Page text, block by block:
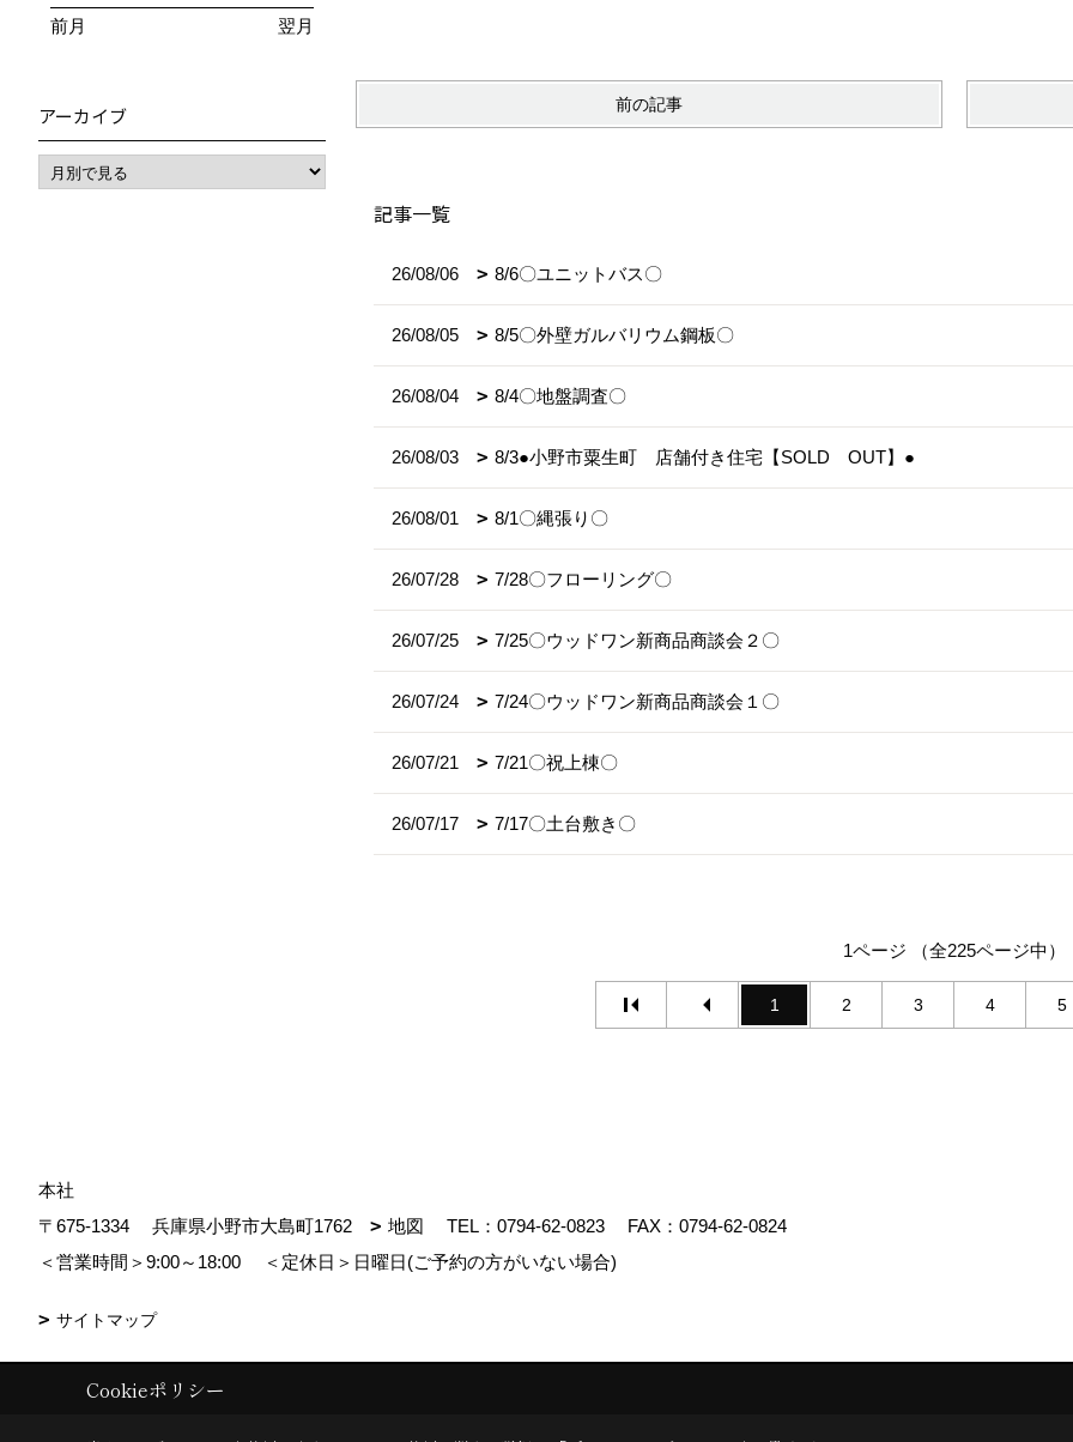
前の記事
記事一覧
26/08/06 8/6〇ユニットバス〇
26/08/05 8/5〇外壁ガルバリウム鋼板〇
26/08/04 8/4〇地盤調査〇
26/08/03 8/3●小野市粟生町 店舗付き住宅【SOLD OUT】●
26/08/01 8/1〇縄張り〇
26/07/28 7/28〇フローリング〇
26/07/25 7/25〇ウッドワン新商品商談会２〇
26/07/24 7/24〇ウッドワン新商品商談会１〇
26/07/21 7/21〇祝上棟〇
26/07/17 7/17〇土台敷き〇
1ページ （全225ページ中）
1 2 3 4 5
前月 翌月
アーカイブ
本社
〒675-1334
兵庫県小野市大島町1762 地図 TEL： 0794-62-0823
FAX：0794-62-0824
＜営業時間＞9:00～18:00
＜定休日＞日曜日(ご予約の方がいない場合)
サイトマップ
Copyright (c) MDhomes. All Rights Reserved.
Cookieポリシー